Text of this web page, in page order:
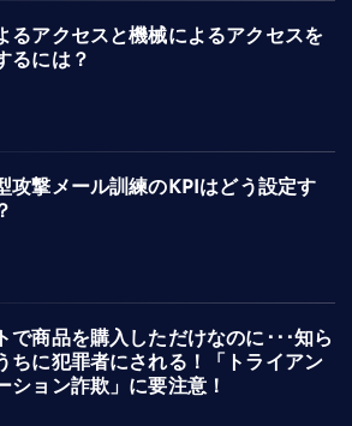
るアクセスと機械によるアクセスを
るには？
攻撃メール訓練のKPIはどう設定す
で商品を購入しただけなのに･･･知ら
ちに犯罪者にされる！「トライアン
ション詐欺」に要注意！